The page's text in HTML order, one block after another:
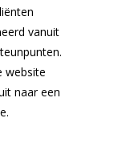
vanuit
website
naar een